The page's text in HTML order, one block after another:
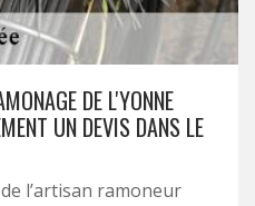
DE L'YONNE
UN DEVIS DANS LE
l’artisan ramoneur